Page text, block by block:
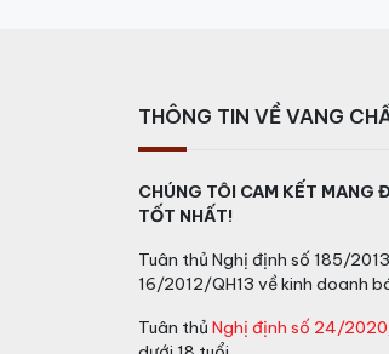
THÔNG TIN VỀ VANG
CHÚNG TÔI CAM KẾT MANG
TỐT NHẤT!
Tuân thủ Nghị định số 185/
16/2012/QH13 về kinh doanh
Tuân thủ Nghị định số 24/